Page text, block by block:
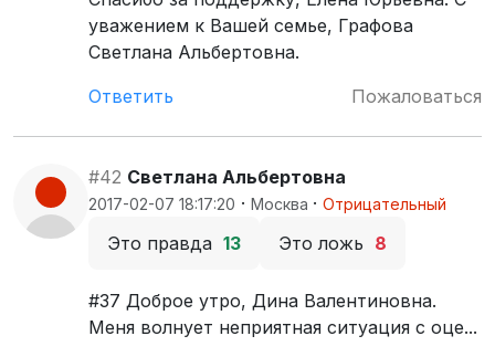
уважением к Вашей семье, Графова
Светлана Альбертовна.
Ответить
Пожаловаться
#42 Светлана Альбертовна
2017-02-07 18:17:20 · Москва · Отрицательный
Это правда 13 Это ложь 8
#37 Доброе утро, Дина Валентиновна.
Меня волнует неприятная ситуация с оце...